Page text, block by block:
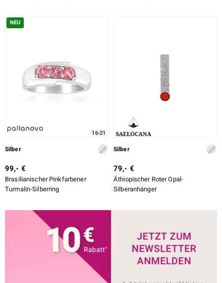
NEU
16-21
Silber
99,- €
Brasilianischer Pinkfarbener
Turmalin-Silberring
Silber
79,- €
Äthiopischer Roter Opal-
Silberanhänger